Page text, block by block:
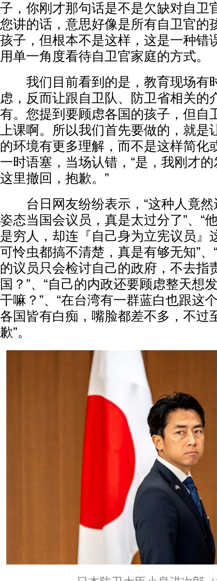
子，你刚才那句话是不是欠缺对自卫
您讲的话，意思好像是所有自卫官的
孩子，但根本不是这样，这是一种错
用单一角度看待自卫官家庭的方式。
我们目前看到的是，教育现场有
虑，反而让跟自卫队、防卫省相关的
有。您提到要顾虑各国的孩子，但自
上课啊。所以我们首先要做的，就是
的环境有更多理解，而不是这样简化
一时语塞，当场认错，“是，我刚才
这里撤回，抱歉。”
台日网友纷纷表示，“这种人竟然
姿态当国会议员，真是太过分了”、“
是穷人，却连『自己身为立宪议员』
可怜虫都搞不清楚，真是有够无知”
的议员只会检讨自己的政府，不去指
国？”、“自己的内政还要顾虑整天想
干嘛？”、“在台湾有一群蓝白也跟这
各国皆有白痴，嘴脸都差不多，不过
歉”。